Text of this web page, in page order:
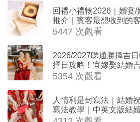
回禮小禮物2026｜婚宴
推介｜賓客最想收到的
妹禮物（持續更新）
5447 次觀看
2026/2027睇通勝擇吉
擇日攻略！宜嫁娶結婚
沖生肖一覽
5354 次觀看
人情利是封寫法｜結婚
寫法教學｜中英文版結